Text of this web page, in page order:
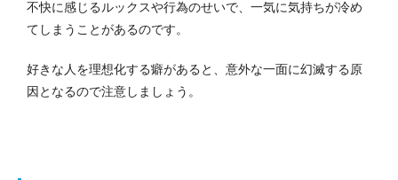
不快に感じるルックスや行為のせいで、一気に気持ちが冷め
てしまうことがあるのです。
好きな人を理想化する癖があると、意外な一面に幻滅する原
因となるので注意しましょう。